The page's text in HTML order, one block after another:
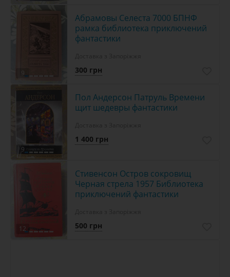
9
Абрамовы Селеста 7000 БПНФ
рамка библиотека приключений
фантастики
300 грн
9
Пол Андерсон Патруль Времени
щит шедевры фантастики
1 400 грн
12
Стивенсон Остров сокровищ
Черная стрела 1957 Библиотека
приключений фантастики
500 грн